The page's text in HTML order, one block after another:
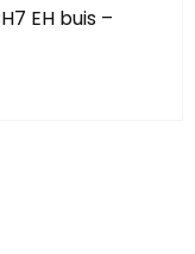
EH buis –